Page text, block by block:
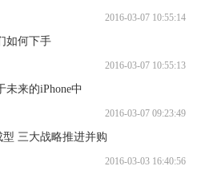
2016-03-07 10:55:14
如何下手
2016-03-07 10:55:13
来的iPhone中
2016-03-07 09:23:49
三大战略推进并购
2016-03-03 16:40:56